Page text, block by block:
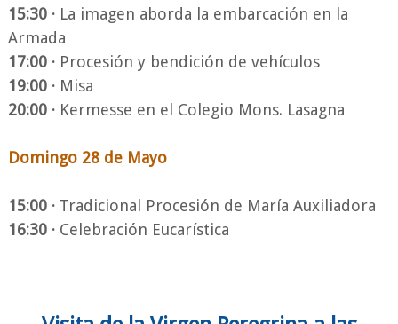
15:30 ·La imagen aborda la embarcación en la
Armada
17:00 ·Procesión y bendición de vehículos
19:00 ·Misa
20:00 ·Kermesse en el Colegio Mons. Lasagna
Domingo 28 de Mayo
15:00 · Tradicional Procesión de María Auxiliadora
16:30 ·Celebración Eucarística